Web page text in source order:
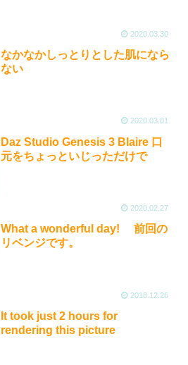
2020.03.30
なかなかしっとりとした肌になら
ない
2020.03.01
Daz Studio Genesis 3 Blaire 口
元をちょっといじっただけで
2020.02.27
What a wonderful day! 前回の
リベンジです。
2018.12.26
It took just 2 hours for
rendering this picture